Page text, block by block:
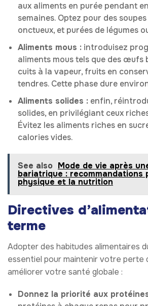
aux aliments en purée pendant
semaines. Optez pour des
onctueux, et purées de légumes
Aliments mous : introduisez
aliments mous tels que des œufs
cuits à la vapeur, fruits en
tendres. Cette phase dure
Aliments solides : enfin,
solides, en privilégiant ceux
Évitez les aliments riches en
calories vides.
See also Mode de vie après
bariatrique : recommandations
physique et la nutrition
Directives
terme
Adopter des habitudes alimentaires
essentiel pour maintenir votre perte
améliorer votre santé globale :
Donnez la priorité aux